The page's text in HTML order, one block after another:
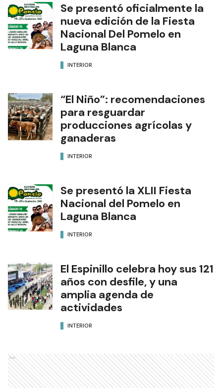
Se presentó oficialmente la
nueva edición de la Fiesta
Nacional Del Pomelo en
Laguna Blanca
INTERIOR
“El Niño”: recomendaciones
para resguardar
producciones agrícolas y
ganaderas
INTERIOR
Se presentó la XLII Fiesta
Nacional del Pomelo en
Laguna Blanca
INTERIOR
El Espinillo celebra hoy sus 121
años con desfile, y una
amplia agenda de
actividades
INTERIOR
Ads